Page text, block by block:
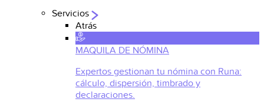
Servicios
Atrás
MAQUILA DE NÓMINA
Expertos gestionan tu nómina con Runa:
cálculo, dispersión, timbrado y
declaraciones.